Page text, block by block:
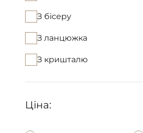
З бісеру
З ланцюжка
З кришталю
Ціна: